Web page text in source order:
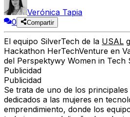
Verónica Tapia
0
Compartir
El equipo SilverTech de la USAL
Hackathon HerTechVenture en
del Perspektywy Women in Tech
Publicidad
Publicidad
Se trata de uno de los
dedicados a las mujeres en
emprendimiento, donde los